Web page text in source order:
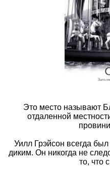
Это место называют
отдаленной
Уилл Грэйсон всегда
диким. Он никогда не
то, что